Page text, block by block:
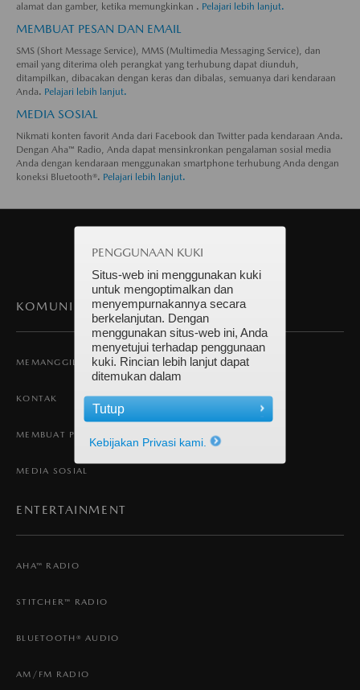
alamat dan gamber, ketika memungkinkan . Pelajari lebih lanjut.
MEMBUAT PESAN DAN EMAIL
SMS (Short Message Service), MMS (Multimedia Messaging Service), dan
email yang diterima oleh perangkat yang terhubung dapat diunduh,
ditampilkan, dibacakan dengan keras dan dibalas, semuanya dari kendaraan
Anda. Pelajari lebih lanjut.
MEDIA SOSIAL
Nikmati konten favorit Anda dari Facebook dan Twitter pada kendaraan Anda.
Dengan Aha™ Radio, Anda dapat mensinkronkan pengalaman sosial media
Anda dengan kendaraan menggunakan smartphone terhubung Anda dengan
koneksi Bluetooth®. Pelajari lebih lanjut.
KOMUNIKASI
MEMANGGIL DAN MENERIMA PANGGILAN
KONTAK
MEMBUAT PESAN DAN EMAIL
MEDIA SOSIAL
ENTERTAINMENT
AHA™ RADIO
STITCHER™ RADIO
BLUETOOTH® AUDIO
AM/FM RADIO
PENGGUNAAN KUKI
Situs-web ini menggunakan kuki
untuk mengoptimalkan dan
menyempurnakannya secara
berkelanjutan. Dengan
menggunakan situs-web ini, Anda
menyetujui terhadap penggunaan
kuki. Rincian lebih lanjut dapat
ditemukan dalam
Tutup
Kebijakan Privasi kami.